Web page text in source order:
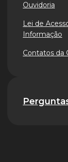
Ouvidoria
Lei de
Informação
Contatos da